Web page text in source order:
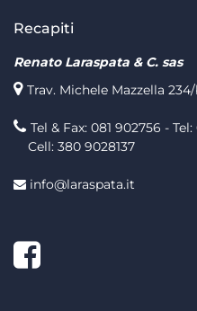
Recapiti
Renato Laraspata & C. sas
Trav. Michele Mazzella
Tel & Fax: 081 902756 - Tel:
Cell: 380 9028137
info@laraspata.it
Facebook